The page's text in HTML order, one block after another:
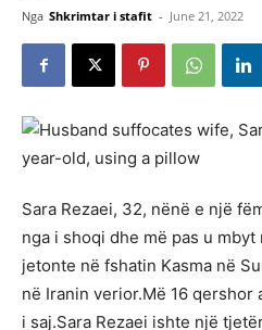
Nga Shkrimtar i stafit - June 21, 2022
Sara Rezaei, 32, nënë e një
nga i shoqi dhe më pas u mbyt
jetonte në fshatin Kasma në
në Iranin verior.Më 16 qershor
i saj.Sara Rezaei ishte një